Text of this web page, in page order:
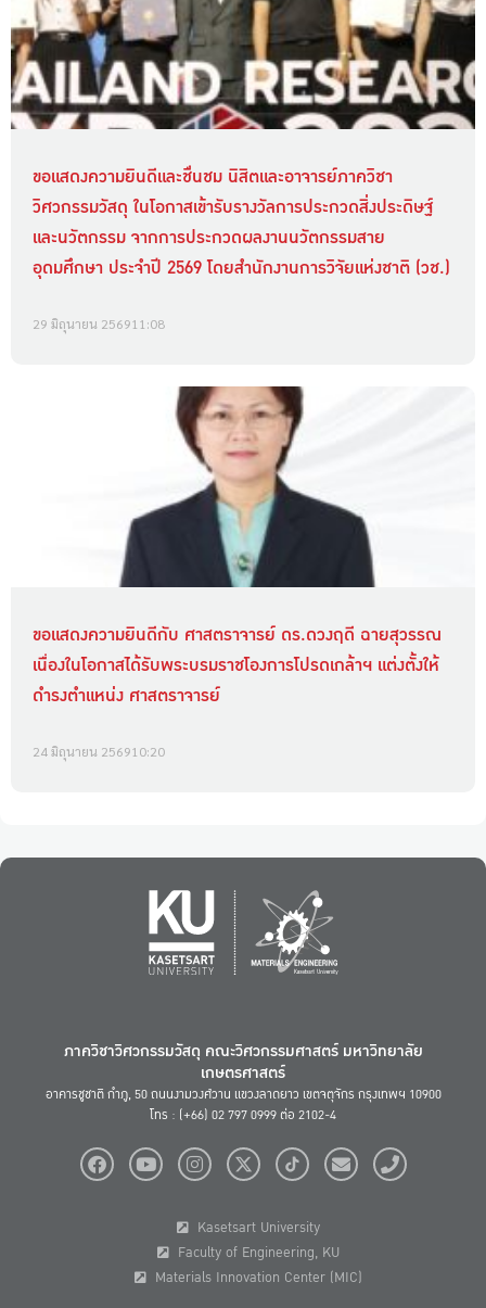
ขอแสดงความยินดีและชื่นชม นิสิตและอาจารย์ภาควิชา
วิศวกรรมวัสดุ ในโอกาสเข้ารับรางวัลการประกวดสิ่งประดิษฐ์
และนวัตกรรม จากการประกวดผลงานนวัตกรรมสาย
อุดมศึกษา ประจำปี 2569 โดยสำนักงานการวิจัยแห่งชาติ (วช.)
29 มิถุนายน 256911:08
ขอแสดงความยินดีกับ ศาสตราจารย์ ดร.ดวงฤดี ฉายสุวรรณ
เนื่องในโอกาสได้รับพระบรมราชโองการโปรดเกล้าฯ แต่งตั้งให้
ดำรงตำแหน่ง ศาสตราจารย์
24 มิถุนายน 256910:20
ภาควิชาวิศวกรรมวัสดุ คณะวิศวกรรมศาสตร์ มหาวิทยาลัย
เกษตรศาสตร์
อาคารชูชาติ กำภู, 50 ถนนงามวงศ์วาน แขวงลาดยาว เขตจตุจักร กรุงเทพฯ 10900
โทร : (+66) 02 797 0999 ต่อ 2102-4
Kasetsart University
Faculty of Engineering, KU
Materials Innovation Center (MIC)